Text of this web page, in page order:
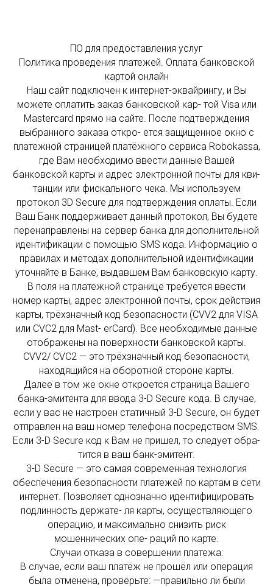
ПО для предоставления услуг
Политика проведения платежей. Оплата банковской
картой онлайн
Наш сайт подключен к интернет-эквайрингу, и Вы
можете оплатить заказ банковской кар- той Visa или
Mastercard прямо на сайте. После подтверждения
выбранного заказа откро- ется защищенное окно с
платежной страницей платёжного сервиса Robokassa,
где Вам необходимо ввести данные Вашей
банковской карты и адрес электронной почты для кви-
танции или фискального чека. Мы используем
протокол 3D Secure для подтверждения оплаты. Если
Ваш Банк поддерживает данный протокол, Вы будете
перенаправлены на сервер банка для дополнительной
идентификации c помощью SMS кода. Информацию о
правилах и методах дополнительной идентификации
уточняйте в Банке, выдавшем Вам банковскую карту.
В поля на платежной странице требуется ввести
номер карты, адрес электронной почты, срок действия
карты, трёхзначный код безопасности (CVV2 для VISA
или CVC2 для Mast- erCard). Все необходимые данные
отображены на поверхности банковской карты.
CVV2/ CVC2 — это трёхзначный код безопасности,
находящийся на оборотной стороне карты.
Далее в том же окне откроется страница Вашего
банка-эмитента для ввода 3-D Secure кода. В случае,
если у вас не настроен статичный 3-D Secure, он будет
отправлен на ваш номер телефона посредством SMS.
Если 3-D Secure код к Вам не пришел, то следует обра-
тится в ваш банк-эмитент.
3-D Secure — это самая современная технология
обеспечения безопасности платежей по картам в сети
интернет. Позволяет однозначно идентифицировать
подлинность держате- ля карты, осуществляющего
операцию, и максимально снизить риск
мошеннических опе- раций по карте.
Случаи отказа в совершении платежа:
В случае, если ваш платёж не прошёл или операция
была отменена, проверьте: —правильно ли были